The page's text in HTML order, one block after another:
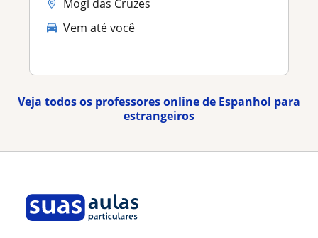
Mogi das Cruzes
Vem até você
Veja todos os professores online de Espanhol para
estrangeiros